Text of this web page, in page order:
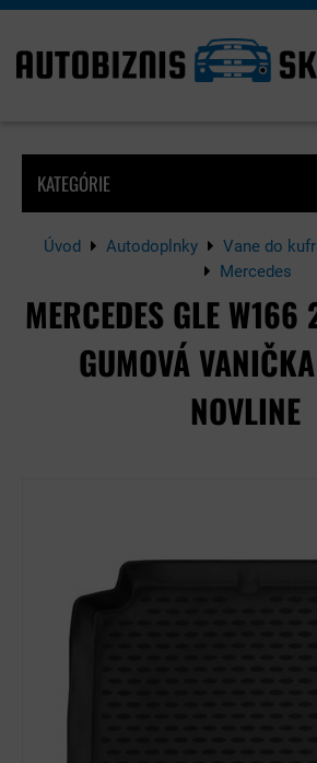
KATEGÓRIE
Úvod Autodoplnky
Vane do
Mercedes
MERCEDES GLE
GUMOVÁ
NOVLINE